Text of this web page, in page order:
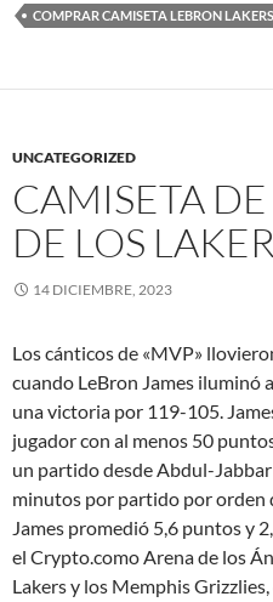
COMPRAR CAMISETA LEBRON LAKERS
UNCATEGORIZED
CAMISETA
DE LOS
14 DICIEMBRE, 2023
Los cánticos de «MVP»
cuando LeBron James iluminó
una victoria por 119-105.
jugador con al menos 50
un partido desde Abdul-
minutos por partido por orden
James promedió 5,6 puntos y
el Crypto.como Arena de los
Lakers y los Memphis